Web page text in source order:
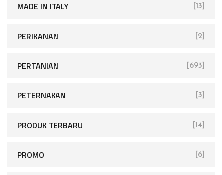
MADE IN ITALY [13]
PERIKANAN [2]
PERTANIAN [693]
PETERNAKAN [3]
PRODUK TERBARU [14]
PROMO [6]